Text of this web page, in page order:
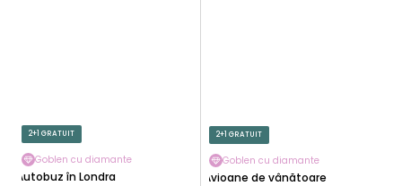
2+1 GRATUIT
Goblen cu diamante
Autobuz în Londra
2+1 GRATUIT
Goblen cu diamante
Avioane de vânătoare